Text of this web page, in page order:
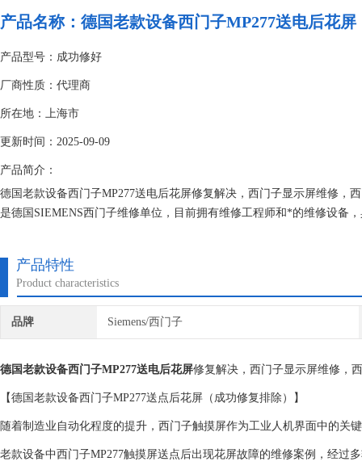
产品名称： 德国老款设备西门子MP277送电后花屏
产品型号：成功修好
厂商性质：代理商
所在地：上海市
更新时间：2025-09-09
产品简介：
德国老款设备西门子MP277送电后花屏修复解决，西门子显示屏维修，
是德国SIEMENS西门子维修单位，目前拥有维修工程师和*的维修设备
产品特性
Product characteristics
品牌 Siemens/西门子
德国老款设备西门子MP277送电后花屏修复解决，西门子显示屏维修，
【德国老款设备西门子MP277送点后花屏（成功修复排除）】
随着制造业自动化程度的提升，西门子触摸屏作为工业人机界面中的关
老款设备中西门子MP277触摸屏送点后出现花屏故障的维修案例，经过